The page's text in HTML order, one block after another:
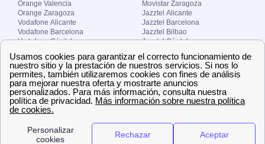
Orange Valencia
Orange Zaragoza
Vodafone Alicante
Vodafone Barcelona
Vodafone Córdoba
Vodafone Madrid
Vodafone Murcia
Vodafone Valencia
Movistar Zaragoza
Jazztel Alicante
Jazztel Barcelona
Jazztel Bilbao
Jazztel Córdoba
Jazztel Málaga
Jazztel Valencia
Jazztel Zaragoza
Sobre Zona-internet.com
¿Quiénes somos?
El grupo papernest
Aviso legal Nuestras ofertas de trabajo